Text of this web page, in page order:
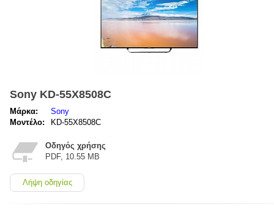
Sony KD-55X8508C
Μάρκα:
Sony
Μοντέλο:
KD-55X8508C
Οδηγός χρήσης
PDF, 10.55 MB
Λήψη οδηγίας